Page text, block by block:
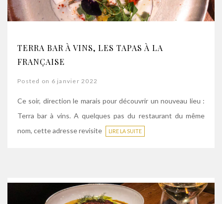
TERRA BAR À VINS, LES TAPAS À LA
FRANÇAISE
Posted on 6 janvier 2022
Ce soir, direction le marais pour découvrir un nouveau lieu :
Terra bar à vins. A quelques pas du restaurant du même
nom, cette adresse revisite
LIRE LA SUITE